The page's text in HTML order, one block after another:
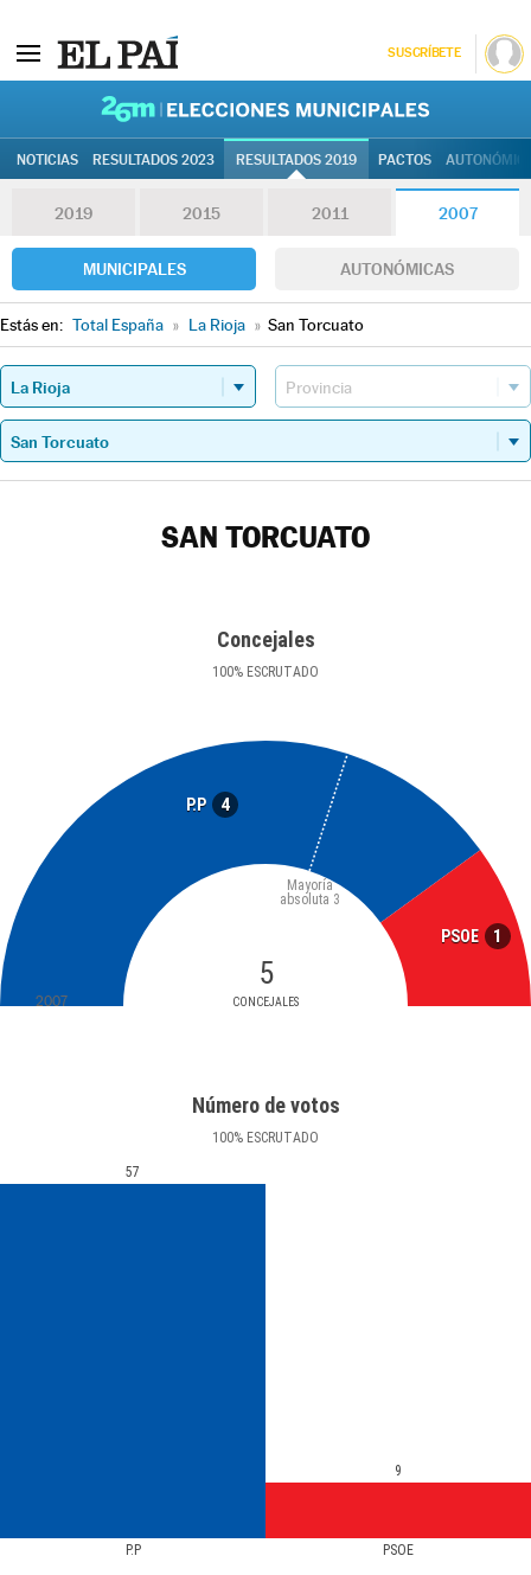
SUSCRÍBETE
NOTICIAS RESULTADOS 2023 RESULTADOS 2019 PACTOS
2019 2015 2011 2007
MUNICIPALES AUTONÓMICAS
Estás en: Total España » La Rioja » San Torcuato
SAN TORCUATO
Concejales
100% ESCRUTADO
P.P 4
PSOE 1
5
CONCEJALES
Mayoría
absoluta 3
2007
Número de votos
100% ESCRUTADO
P.P PSOE
57
9